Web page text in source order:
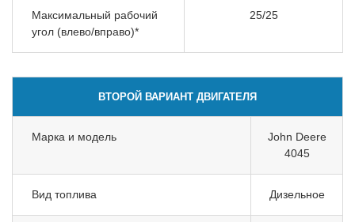
Максимальный рабочий
угол (влево/вправо)*
25/25
ВТОРОЙ ВАРИАНТ ДВИГАТЕЛЯ
Марка и модель
John Deere
4045
Вид топлива Дизельное